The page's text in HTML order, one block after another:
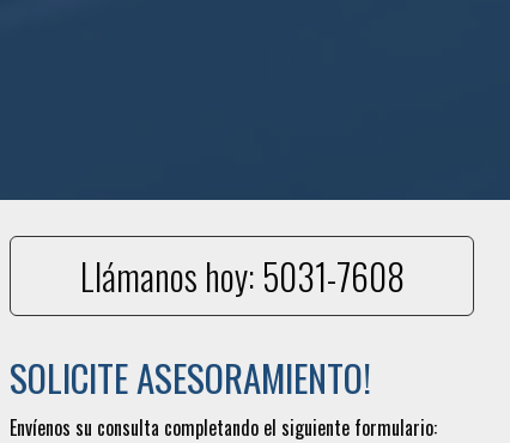
Llámanos hoy: 5031-7608
SOLICITE ASESORAMIENTO!
Envíenos su consulta completando el siguiente formulario: